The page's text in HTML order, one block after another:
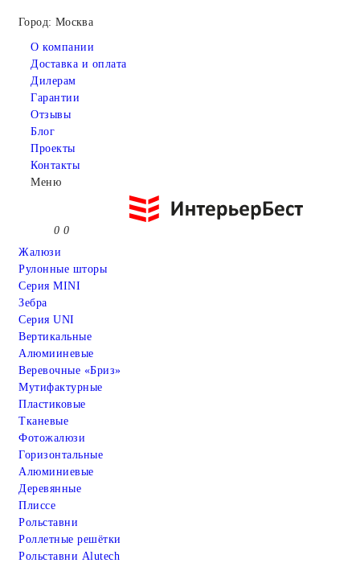
Город: Москва
О компании
Доставка и оплата
Дилерам
Гарантии
Отзывы
Блог
Проекты
Контакты
Меню
0 0
Жалюзи
Рулонные шторы
Серия MINI
Зебра
Серия UNI
Вертикальные
Алюмииневые
Веревочные «Бриз»
Мутифактурные
Пластиковые
Тканевые
Фотожалюзи
Горизонтальные
Алюминиевые
Деревянные
Плиссе
Рольставни
Роллетные решётки
Рольставни Alutech